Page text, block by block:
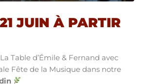
21 JUIN À PARTIR
Table d’Émile & Fernand avec
Fête de la Musique dans notre